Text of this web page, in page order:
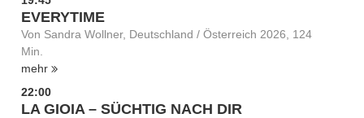
EVERYTIME
Von Sandra Wollner, Deutschland / Österreich 2026, 124
Min.
mehr
22:00
LA GIOIA – SÜCHTIG NACH DIR